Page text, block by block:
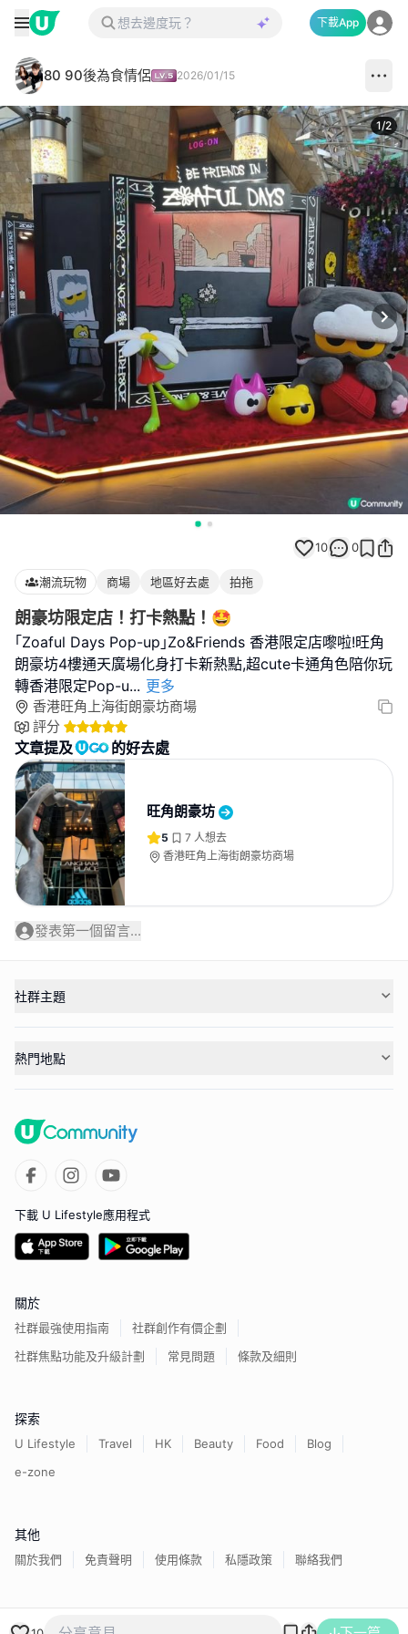
下載App
80 90後為食情侶 2026/01/15
1/2
10 0
潮流玩物 商場 地區好去處 拍拖
朗豪坊限定店！打卡熱點！🤩
｢Zoaful Days Pop-up｣Zo&Friends 香港限定店嚟啦!旺角
朗豪坊4樓通天廣場化身打卡新熱點,超cute卡通角色陪你玩
轉香港限定Pop-u... 更多
香港旺角上海街朗豪坊商場
評分
文章提及 的好去處
旺角朗豪坊
5 7 人想去
香港旺角上海街朗豪坊商場
發表第一個留言...
社群主題
熱門地點
下載 U Lifestyle應用程式
關於
社群最強使用指南
社群創作有價企劃
社群焦點功能及升級計劃
常見問題 條款及細則
探索
U Lifestyle Travel HK Beauty Food
Blog
e-zone
其他
關於我們 免責聲明 使用條款 私隱政策 聯絡我們
香港經濟日報版權所有©